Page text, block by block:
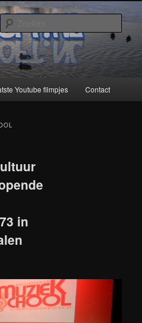
Youtube filmpjes Contact
in